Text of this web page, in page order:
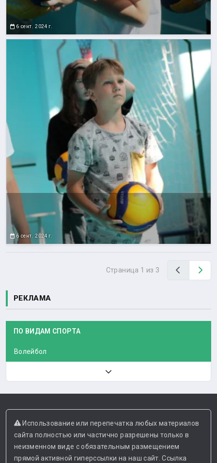
6 сент. 2024 г.
6 сент. 2024 г.
Страница 1 из 3 Назад
РЕКЛАМА
ПО ВИДАМ СПОРТА
Волейбол
Использование или перепечатка любых материалов
сайта полностью или частично разрешены только в
неизменном виде с обязательным размещением
прямой активной гиперссылки на наш сайт. Ссылка